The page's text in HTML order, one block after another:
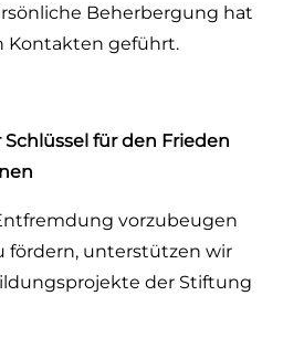
Beherbergung hat
Kontakten geführt.
für den Frieden
vorzubeugen
fördern, unterstützen wir
der Stiftung